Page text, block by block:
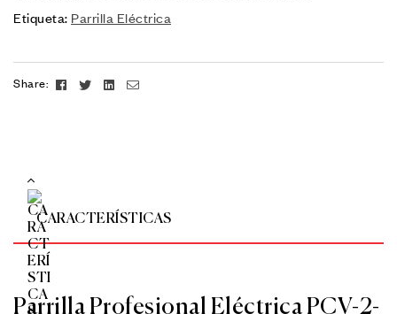
Etiqueta: Parrilla Eléctrica
Share: FacebookTwitterLinkedin
Email
CARACTERÍSTICAS
Parrilla Profesional Eléctrica PCV-2-